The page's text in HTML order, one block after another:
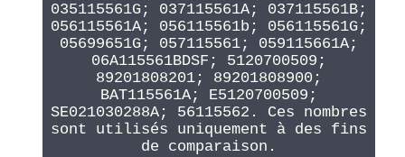
035115561G; 037115561A; 037115561B;
056115561A; 056115561b; 056115561G;
05699651G; 057115561; 059115661A;
06A115561BDSF; 5120700509;
89201808201; 89201808900;
BAT115561A; E5120700509;
SE021030288A; 56115562. Ces nombres
sont utilisés uniquement à des fins
de comparaison.